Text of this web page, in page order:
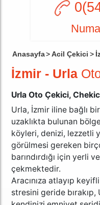
Anasayfa>Acil Çekici >
İzmir - Urla
Urla Oto Çekici,
Urla, İzmir iline bağlı
uzaklıkta bulunan
köyleri, denizi, lezzetli
görülmesi gereken
barındırdığı için yerli
çekmektedir.
Aracınıza atlayıp
stresini geride bırakıp,